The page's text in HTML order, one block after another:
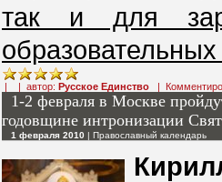
так и для
| | автор: Русское Единство |
1-2 февраля в Москве
годовщине интронизации
1 февраля 2010 | Православный календарь